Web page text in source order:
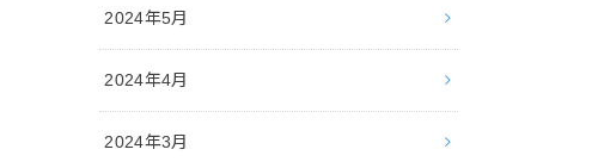
2024年5月
2024年4月
2024年3月